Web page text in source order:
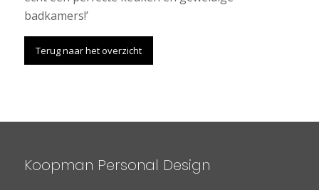
badkamers!’
Terug naar het overzicht
Koopman Personal Design